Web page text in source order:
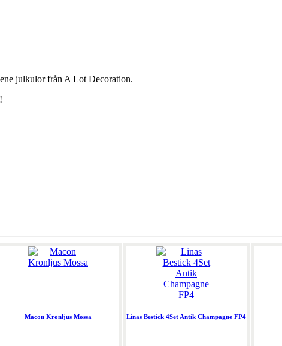
julkulor från A Lot Decoration.
Macon Kronljus Mossa Linas Bestick 4Set Antik Champagne FP4